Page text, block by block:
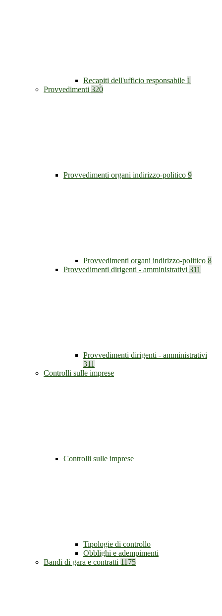
Recapiti dell'ufficio responsabile 1
Provvedimenti 320
Provvedimenti organi indirizzo-politico 9
Provvedimenti organi indirizzo-politico 8
Provvedimenti dirigenti - amministrativi 311
Provvedimenti dirigenti - amministrativi
311
Controlli sulle imprese
Controlli sulle imprese
Tipologie di controllo
Obblighi e adempimenti
Bandi di gara e contratti 1175